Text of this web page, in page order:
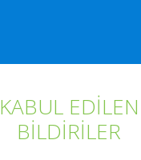
KABUL EDİLEN
BİLDİRİLER